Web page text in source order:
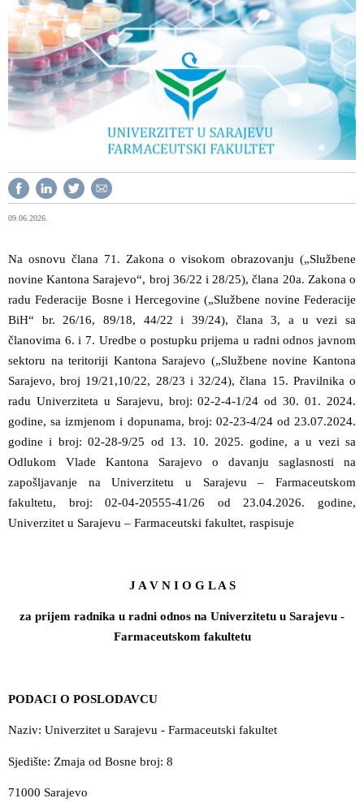
09.06.2026.
Na osnovu člana 71. Zakona o visokom obrazovanju („Službene
novine Kantona Sarajevo“, broj 36/22 i 28/25), člana 20a. Zakona o
radu Federacije Bosne i Hercegovine („Službene novine Federacije
BiH“ br. 26/16, 89/18, 44/22 i 39/24), člana 3, a u vezi sa
članovima 6. i 7. Uredbe o postupku prijema u radni odnos javnom
sektoru na teritoriji Kantona Sarajevo („Službene novine Kantona
Sarajevo, broj 19/21,10/22, 28/23 i 32/24), člana 15. Pravilnika o
radu Univerziteta u Sarajevu, broj: 02-2-4-1/24 od 30. 01. 2024.
godine, sa izmjenom i dopunama, broj: 02-23-4/24 od 23.07.2024.
godine i broj: 02-28-9/25 od 13. 10. 2025. godine, a u vezi sa
Odlukom Vlade Kantona Sarajevo o davanju saglasnosti na
zapošljavanje na Univerzitetu u Sarajevu – Farmaceutskom
fakultetu, broj:02-04-20555-41/26 od 23.04.2026. godine,
Univerzitet u Sarajevu – Farmaceutski fakultet, raspisuje
J A V N I O G L A S
za prijem radnika u radni odnos na Univerzitetu u Sarajevu -
Farmaceutskom fakultetu
PODACI O POSLODAVCU
Naziv: Univerzitet u Sarajevu - Farmaceutski fakultet
Sjedište: Zmaja od Bosne broj: 8
71000 Sarajevo